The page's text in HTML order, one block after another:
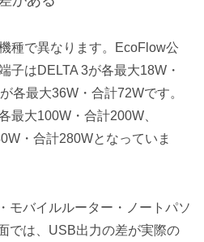
種で異なります。EcoFlow公
子はDELTA 3が各最大18W・
各最大36W・合計72Wです。
最大100W・合計200W、
・合計280Wとなっていま
モバイルルーター・ノートパソ
では、USB出力の差が実際の